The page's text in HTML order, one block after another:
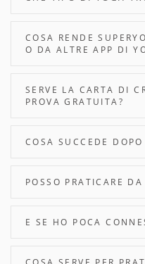
COSA RENDE
O DA ALTRE APP DI
SERVE LA CARTA DI
PROVA GRATUITA?
COSA SUCCEDE
POSSO PRATICARE
E SE HO POCA